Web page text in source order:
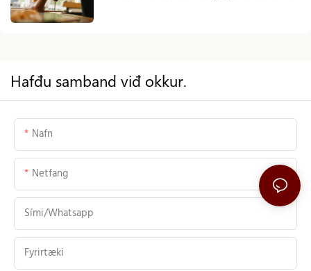
Hafđu samband viđ okkur.
Nafn
Netfang
Sími/whatsapp
Fyrirtæki